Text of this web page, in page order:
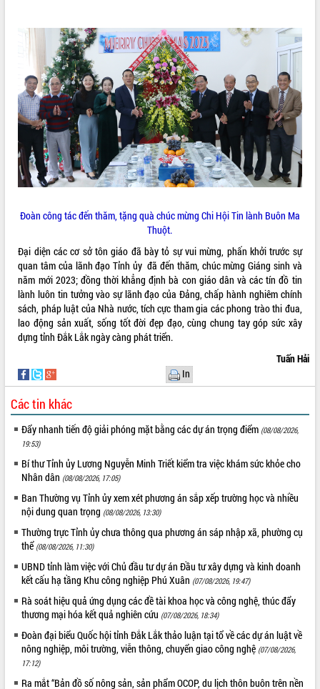
vùng trồng và doanh nghiệp đóng gói
sầu riêng tại Đắk Lắk
Trình diễn nghệ thuật chế biến các
món ăn từ sầu riêng
Đắk Lắk công bố Quy hoạch và xúc
tiến đầu tư tỉnh
Ngành cá ngừ Đắk Lắk chủ động thích
ứng để giữ vững thị trường xuất khẩu
Diễn đàn Kinh tế tư nhân Việt Nam đột
phá cơ chế - Hợp tác công tư
cải cách hành chính tỉnh Đắk Lắk
để phát triển du lịch Đắk Lắk
Khởi động Dự án Đầu tư xây dựng hạ
tầng kỹ thuật Cụm công nghiệp Tân
Tiến
Gặp mặt các cơ quan báo chí nhân Kỷ
niệm 101 năm Ngày Báo chí Cách
mạng Việt Nam
hiện Đề án 06 của Chính phủ
Họp báo thông tin về Hội nghị Công bố
Quy hoạch và Xúc tiến đầu tư tỉnh Đắk
Lắk
Khơi thông điểm nghẽn, đẩy nhanh
giải ngân vốn khắc phục thiên tai
HĐND tỉnh thông qua điều chỉnh Quy
hoạch tỉnh thời kỳ 2021-2030
Hội thảo góp ý hồ sơ điều chỉnh quy
hoạch tỉnh Đắk Lắk thời kỳ 2021-2030,
tầm nhìn đến năm 2050
Nâng cao hiệu quả hoạt động của các
doanh nghiệp nhà nước
Hội nghị triển khai kết nối mạng
quan Đảng, Nhà nước
Lễ phát động chuỗi hoạt động chung
tay làm sạch môi trường
Xã Ea Kar bước chuyển mình trong
công tác cải cách hành chính mô hình
mới
Đoàn công tác đến thăm, tặng quà chúc mừng Chi Hội Tin lành Buôn Ma
Thuột.
Đại diện các cơ sở tôn giáo đã bày tỏ sự vui mừng, phấn khởi trước sự
quan tâm của lãnh đạo Tỉnh ủy đã đến thăm, chúc mừng Giáng sinh và
năm mới 2023; đồng thời khẳng định bà con giáo dân và các tín đồ tin
lành luôn tin tưởng vào sự lãnh đạo của Đảng, chấp hành nghiêm chính
sách, pháp luật của Nhà nước, tích cực tham gia các phong trào thi đua,
lao động sản xuất, sống tốt đời đẹp đạo, cùng chung tay góp sức xây
dựng tỉnh Đắk Lắk ngày càng phát triển.
Tuấn Hải
In
Các tin khác
Đẩy nhanh tiến độ giải phóng mặt bằng các dự án trọng điểm (08/08/2026,
19:53)
Bí thư Tỉnh ủy Lương Nguyễn Minh Triết kiểm tra việc khám sức khỏe cho
Nhân dân (08/08/2026, 17:05)
Ban Thường vụ Tỉnh ủy xem xét phương án sắp xếp trường học và nhiều
nội dung quan trọng (08/08/2026, 13:30)
Thường trực Tỉnh ủy chưa thông qua phương án sáp nhập xã, phường cụ
thể (08/08/2026, 11:30)
UBND tỉnh làm việc với Chủ đầu tư dự án Đầu tư xây dựng và kinh doanh
kết cấu hạ tầng Khu công nghiệp Phú Xuân (07/08/2026, 19:47)
Rà soát hiệu quả ứng dụng các đề tài khoa học và công nghệ, thúc đẩy
thương mại hóa kết quả nghiên cứu (07/08/2026, 18:34)
Đoàn đại biểu Quốc hội tỉnh Đắk Lắk thảo luận tại tổ về các dự án luật về
nông nghiệp, môi trường, viễn thông, chuyển giao công nghệ (07/08/2026,
17:12)
Ra mắt “Bản đồ số nông sản, sản phẩm OCOP, du lịch thôn buôn trên nền